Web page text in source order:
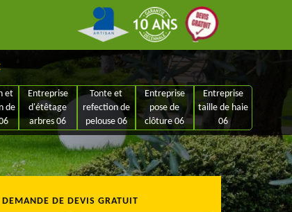
et
de
Entreprise
d'étêtage
arbres 06
Tonte et
refection de
pelouse 06
Entreprise
pose de
clôture 06
Entreprise
taille de haie
06
DEMANDE DE DEVIS GRATUIT